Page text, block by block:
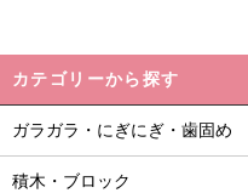
カテゴリーから探す
ガラガラ・にぎにぎ・歯固め
積木・ブロック